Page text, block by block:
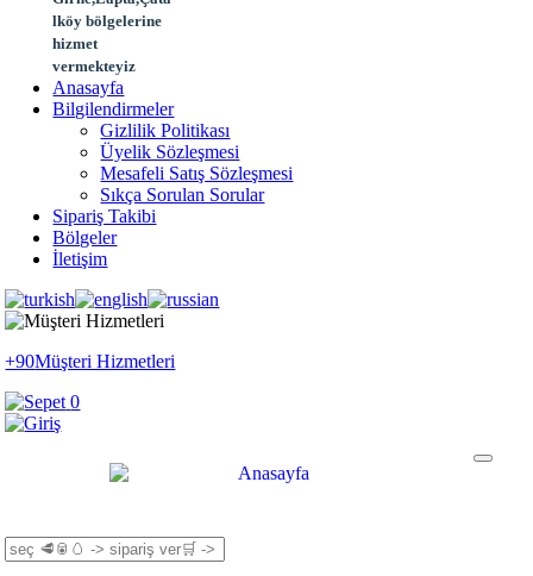
lköy bölgelerine
hizmet
vermekteyiz
Anasayfa
Bilgilendirmeler
Gizlilik Politikası
Üyelik Sözleşmesi
Mesafeli Satış Sözleşmesi
Sıkça Sorulan Sorular
Sipariş Takibi
Bölgeler
İletişim
+90Müşteri Hizmetleri
0